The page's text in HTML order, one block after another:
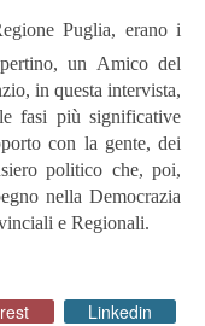
Puglia, erano i
un Amico del
in questa intervista,
fasi più significative
con la gente, dei
politico che, poi,
nella Democrazia
e Regionali.
Linkedin